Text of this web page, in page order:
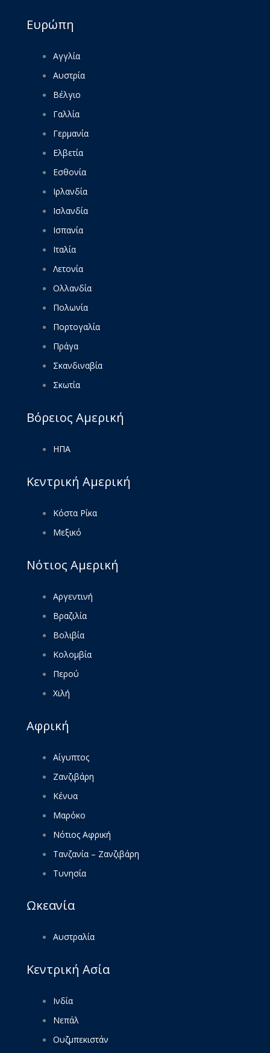
Ευρώπη
Αγγλία
Αυστρία
Βέλγιο
Γαλλία
Γερμανία
Ελβετία
Εσθονία
Ιρλανδία
Ισλανδία
Ισπανία
Ιταλία
Λετονία
Ολλανδία
Πολωνία
Πορτογαλία
Πράγα
Σκανδιναβία
Σκωτία
Βόρειος Αμερική
ΗΠΑ
Κεντρική Αμερική
Κόστα Ρίκα
Μεξικό
Νότιος Αμερική
Αργεντινή
Βραζιλία
Βολιβία
Κολομβία
Περού
Χιλή
Αφρική
Αίγυπτος
Ζανζιβάρη
Κένυα
Μαρόκο
Νότιος Αφρική
Τανζανία – Ζανζιβάρη
Τυνησία
Ωκεανία
Αυστραλία
Κεντρική Ασία
Ινδία
Νεπάλ
Ουζμπεκιστάν